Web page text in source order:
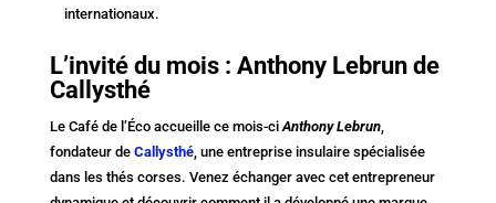
internationaux.
L’invité du mois : Anthony Lebrun de
Callysthé
Le Café de l’Éco accueille ce mois-ciAnthony Lebrun,
fondateur de Callysthé, une entreprise insulaire spécialisée
dans les thés corses. Venez échanger avec cet entrepreneur